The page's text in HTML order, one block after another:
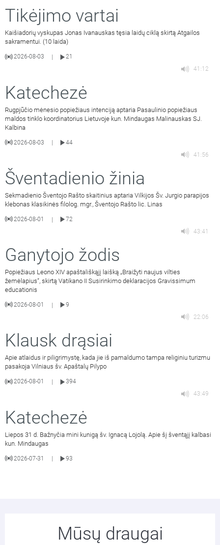
Tikėjimo vartai
Kaišiadorių vyskupas Jonas Ivanauskas tęsia laidų ciklą skirtą Atgailos
sakramentui. (10 laida)
2026-08-03
21
41:12
Katechezė
Rugpjūčio mėnesio popiežiaus intenciją aptaria Pasaulinio popiežiaus
maldos tinklo koordinatorius Lietuvoje kun. Mindaugas Malinauskas SJ.
Kalbina
2026-08-03
44
41:56
Šventadienio žinia
Sekmadienio Šventojo Rašto skaitinius aptaria Vilkijos Šv. Jurgio parapijos
klebonas klasikinės filolog. mgr., Šventojo Rašto lic. Linas
2026-08-01 |
72
43:41
Ganytojo žodis
Popiežiaus Leono XIV apaštališkąjį laišką „Braižyti naujus vilties
žemėlapius“, skirtą Vatikano II Susirinkimo deklaracijos Gravissimum
educationis
2026-08-01 |
9
22:06
Klausk drąsiai
Apie atlaidus ir piligrimystę, kada jie iš pamaldumo tampa religiniu turizmu
pasakoja Vilniaus šv. Apaštalų Pilypo
2026-08-01
394
43:49
Katechezė
Liepos 31 d. Bažnyčia mini kunigą šv. Ignacą Lojolą. Apie šį šventąjį kalbasi
kun. Mindaugas
2026-07-31 93
Mūsų draugai